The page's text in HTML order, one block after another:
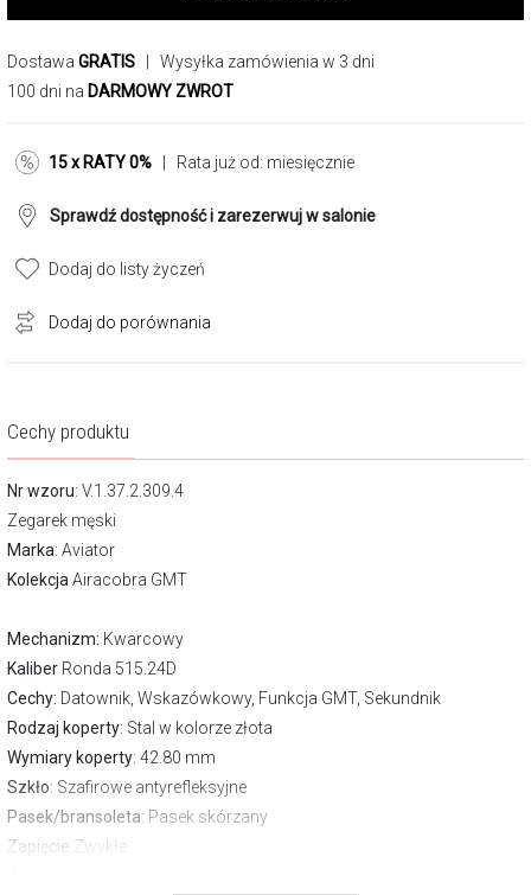
Cechy produktu
Nr wzoru: V.1.37.2.309.4
Zegarek męski
Marka: Aviator
Kolekcja Airacobra GMT
Mechanizm: Kwarcowy
Kaliber Ronda 515.24D
Cechy: Datownik, Wskazówkowy, Funkcja GMT, Sekundnik
Rodzaj koperty: Stal w kolorze złota
Wymiary koperty: 42.80 mm
Szkło: Szafirowe antyrefleksyjne
Pasek/bransoleta: Pasek skórzany
Zapięcie Zwykłe
Dostawa GRATIS | Wysyłka zamówienia w 3 dni
100 dni na DARMOWY ZWROT
15 x RATY 0% | Rata już od: miesięcznie
Sprawdź dostępność i zarezerwuj w salonie
Dodaj do listy życzeń
Dodaj do porównania